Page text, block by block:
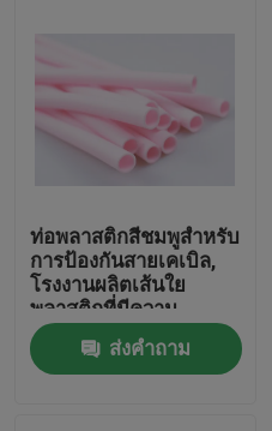
ท่อพลาสติกสีชมพูสำหรับ
การป้องกันสายเคเบิล,
โรงงานผลิตเส้นใย
พลาสติกที่มีความ
ยืดหยุ่น
ส่งคำถาม